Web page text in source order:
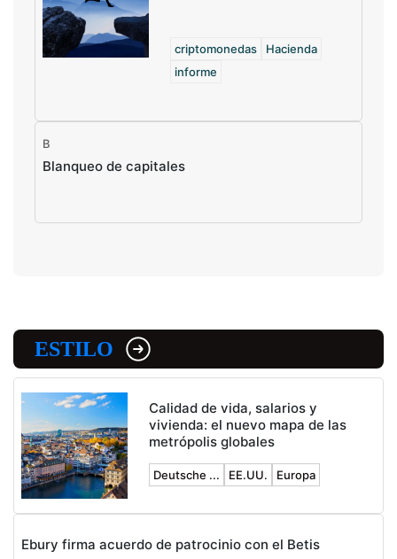
criptomonedas
Hacienda
informe
B
Blanqueo de capitales
ESTILO
Calidad de vida, salarios y
vivienda: el nuevo mapa de las
metrópolis globales
Deutsche ... EE.UU. Europa
Ebury firma acuerdo de patrocinio con el Betis